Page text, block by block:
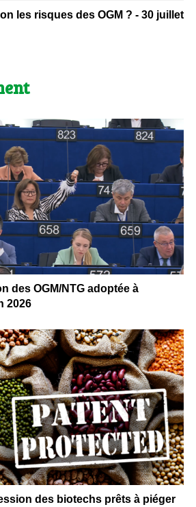
les risques des OGM ? - 30 juillet
des OGM/NTG adoptée à
2026
des biotechs prêts à piéger